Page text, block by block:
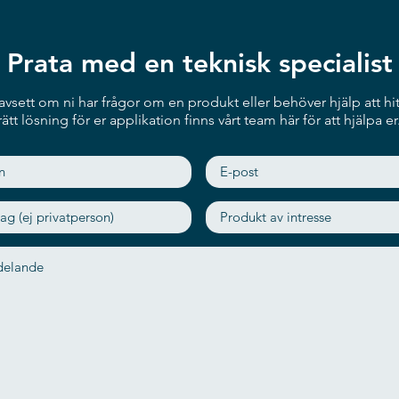
Prata med en teknisk specialist
om ni har frågor om en produkt eller behöver hjälp att
lösning för er applikation finns vårt team här för att hjälpa